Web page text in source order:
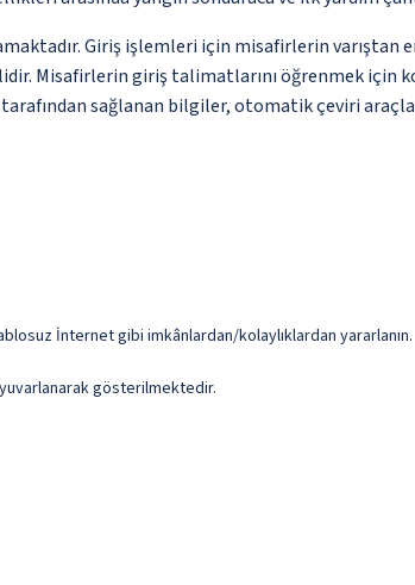
Giriş işlemleri için misafirlerin
Misafirlerin giriş talimatlarını öğrenmek için
sağlanan bilgiler, otomatik çeviri
İnternet gibi imkânlardan/kolaylıklardan yararlanın.
gösterilmektedir.